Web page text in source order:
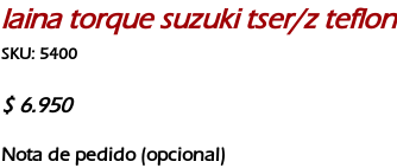
laina torque suzuki tser/z teflon
SKU: 5400
$ 6.950Precio
Nota de pedido (opcional)